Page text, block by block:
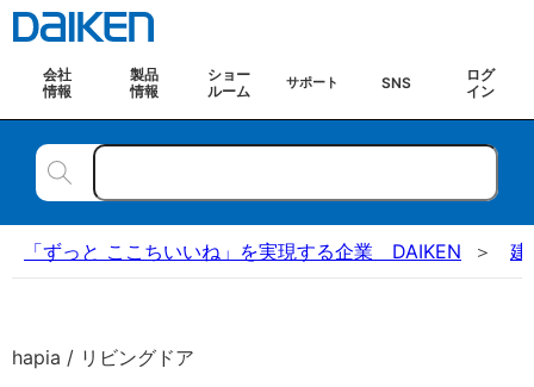
会社
情報
製品
情報
ショー
ルーム
サポート SNS
ログ
イン
「ずっと ここちいいね」を実現する企業 DAIKEN 建
hapia / リビングドア